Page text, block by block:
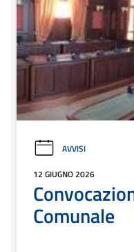
AVVISI
12 GIUGNO 2026
Comunale